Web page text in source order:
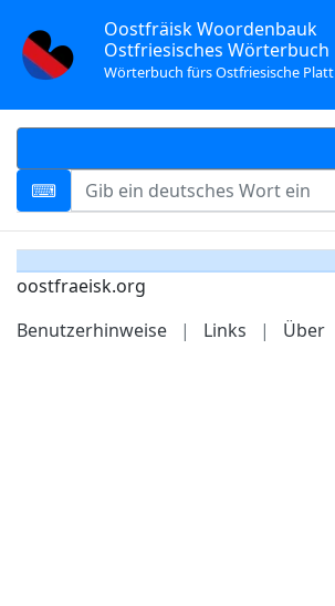
Oostfräisk Woordenbauk
Ostfriesisches Wörterbuch
Wörterbuch fürs Ostfriesische Platt
oostfraeisk.org
Benutzerhinweise
| Links | Über